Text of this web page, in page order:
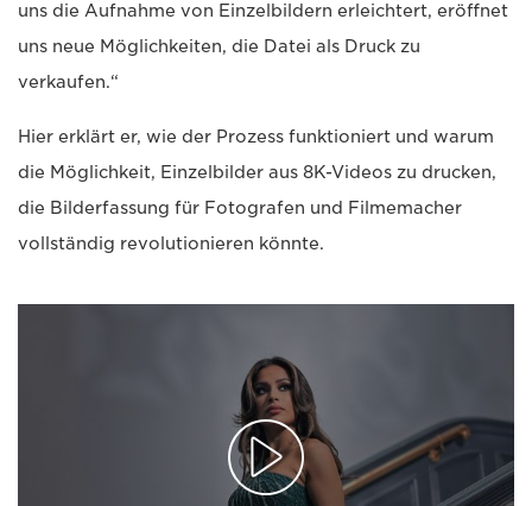
uns die Aufnahme von Einzelbildern erleichtert, eröffnet
uns neue Möglichkeiten, die Datei als Druck zu
verkaufen.“
Hier erklärt er, wie der Prozess funktioniert und warum
die Möglichkeit, Einzelbilder aus 8K-Videos zu drucken,
die Bilderfassung für Fotografen und Filmemacher
vollständig revolutionieren könnte.